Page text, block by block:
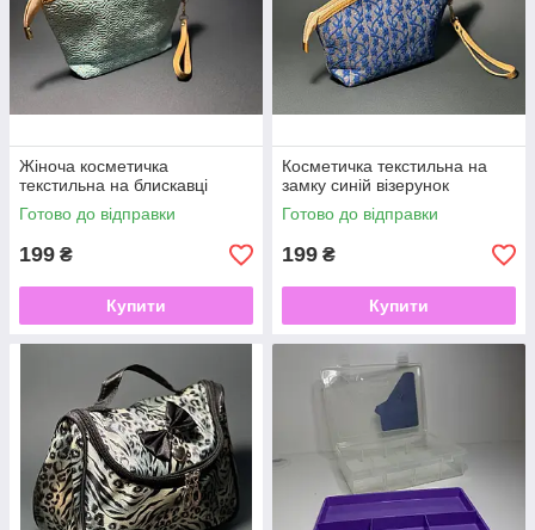
Жіноча косметичка
текстильна на блискавці
Готово до відправки
199 ₴
Купити
Косметичка текстильна на
замку синій візерунок
Готово до відправки
199 ₴
Купити